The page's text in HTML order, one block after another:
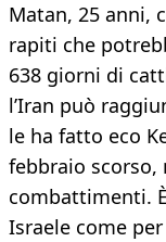
Matan, 25 anni,
rapiti che
638 giorni di
l’Iran può
le ha fatto eco
febbraio scorso,
combattimenti.
Israele come